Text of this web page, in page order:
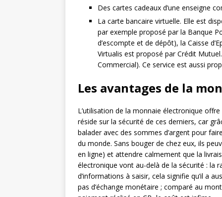
Des cartes cadeaux d’une enseigne
La carte bancaire virtuelle. Elle est
par exemple proposé par la Banque
d’escompte et de dépôt), la Caisse
Virtualis est proposé par Crédit
Commercial). Ce service est aussi
Les avantages de la
L’utilisation de la monnaie électronique
réside sur la sécurité de ces derniers, car
balader avec des sommes d’argent pour
du monde. Sans bouger de chez eux, ils
en ligne) et attendre calmement que la
électronique vont au-delà de la sécurité : la
d’informations à saisir, cela signifie qu’il a
pas d’échange monétaire ; comparé au